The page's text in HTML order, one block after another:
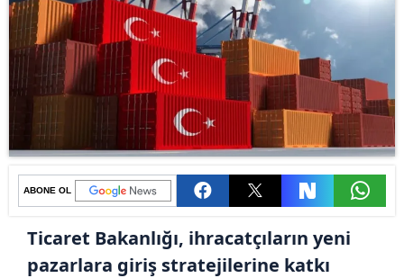
ABONE OL
Ticaret Bakanlığı, ihracatçıların yeni
pazarlara giriş stratejilerine katkı